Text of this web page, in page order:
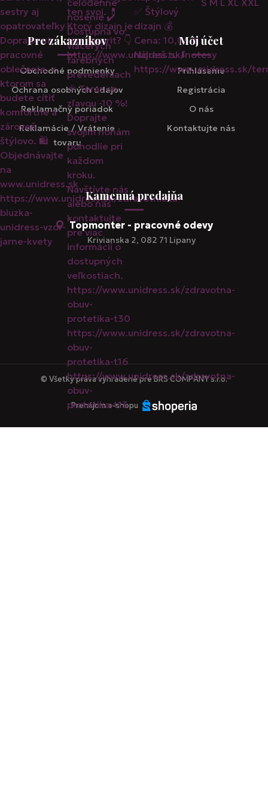
Pre zákazníkov
Obchodné podmienky
Ochrana osobných údajov
Reklamačný poriadok
Reklamácie / Vrátenie
tovaru
Môj účet
Prihlásenie
Registrácia
O nás
Kontaktujte nás
Kamenná predajňa
Topmonter - pracovné odevy
Krivianska 2, 082 71 Lipany
© Všetky práva vyhradené pre BRS COMPANY s.r.o.
Prenájom e-shopu